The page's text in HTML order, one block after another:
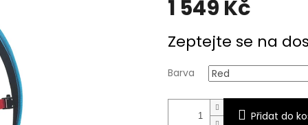
1 549 Kč
cena:
Zeptejte se na
Barva
Přidat do